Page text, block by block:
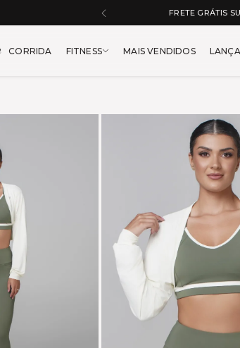
FRETE GRÁTIS
Zero Açucar - Moda
CORRIDA FITNESS MAIS VENDIDOS